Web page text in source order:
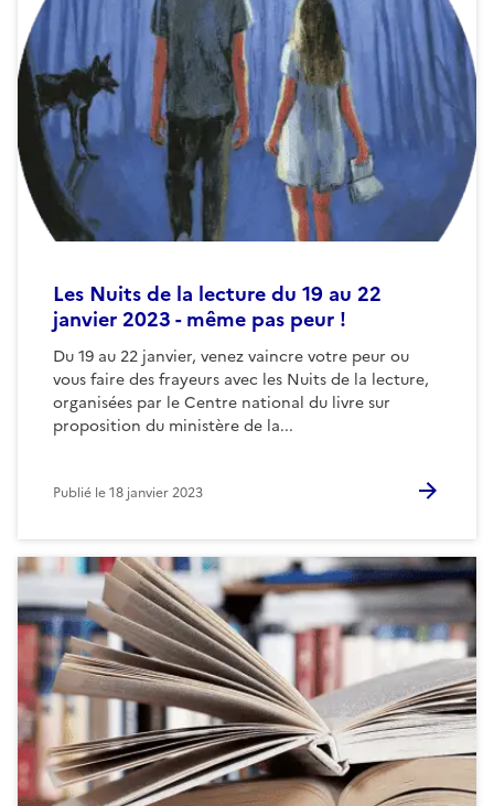
Les Nuits de la lecture du 19 au 22
janvier 2023 - même pas peur !
Du 19 au 22 janvier, venez vaincre votre peur ou
vous faire des frayeurs avec les Nuits de la lecture,
organisées par le Centre national du livre sur
proposition du ministère de la...
Publié le18 janvier 2023